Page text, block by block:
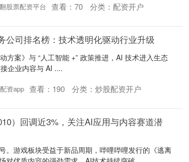
股票配资平台 查看： 70 分类： 配资开户
公司排名榜：技术透明化驱动行业升级
方案》与 “人工智能 +” 政策推进，AI 技术进入生态
企业内容与 AI ....
资app 查看： 190 分类： 炒股配资开户
）回调近3%，关注AI应用与内容赛道潜
。游戏板块受益于新品周期，哔哩哔哩发行的《逃离